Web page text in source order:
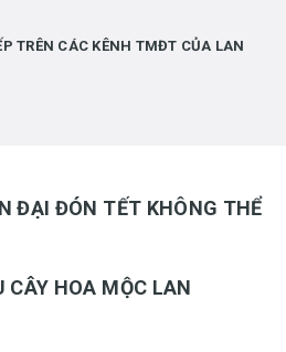
TRÊN CÁC KÊNH TMĐT CỦA LAN
ĐẠI ĐÓN TẾT KHÔNG THỂ
CÂY HOA MỘC LAN